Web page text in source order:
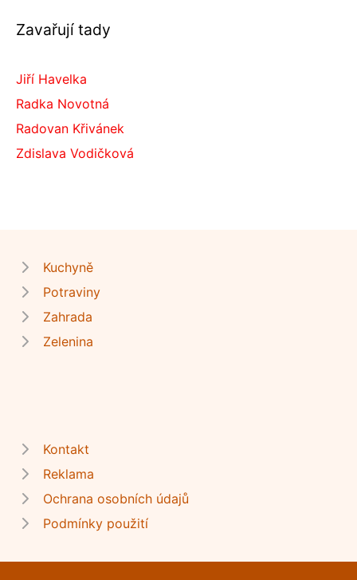
Zavařují tady
Jiří Havelka
Radka Novotná
Radovan Křivánek
Zdislava Vodičková
Kuchyně
Potraviny
Zahrada
Zelenina
Kontakt
Reklama
Ochrana osobních údajů
Podmínky použití